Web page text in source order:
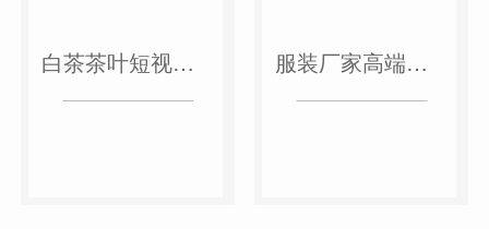
白茶茶叶短视频作品 服装厂家高端短视频作品